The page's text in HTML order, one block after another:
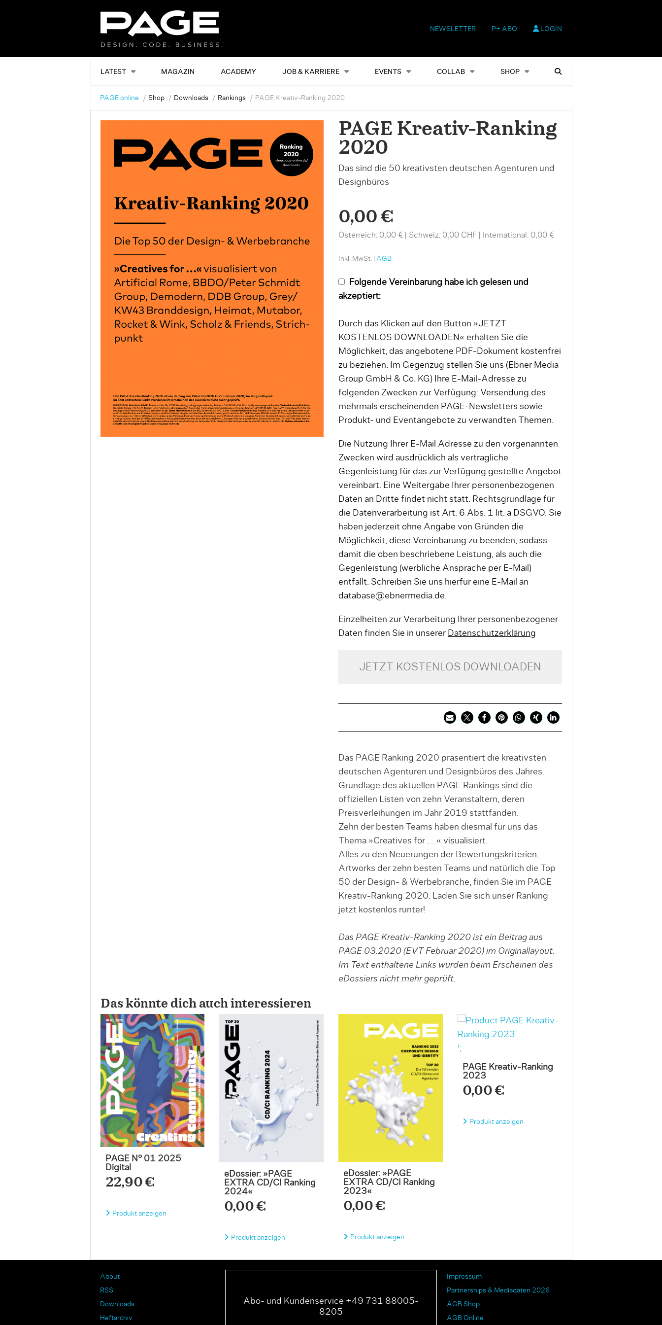
NEWSLETTER P+ ABO LOGIN
LATEST MAGAZIN ACADEMY JOB & KARRIERE EVENTS COLLAB SHOP
Alles Events Shop Heftausgaben Suchen
PAGE online Shop Downloads Rankings PAGE Kreativ-Ranking 2020
PAGE Kreativ-Ranking
2020
Das sind die 50 kreativsten deutschen Agenturen und
Designbüros
0,00 €
Österreich: 0,00 € Schweiz: 0,00 CHF International: 0,00 €
Inkl. MwSt. | AGB
Folgende Vereinbarung habe ich gelesen und
akzeptiert:
Durch das Klicken auf den Button »JETZT
KOSTENLOS DOWNLOADEN« erhalten Sie die
Möglichkeit, das angebotene PDF-Dokument kostenfrei
zu beziehen. Im Gegenzug stellen Sie uns (Ebner Media
Group GmbH & Co. KG) Ihre E-Mail-Adresse zu
folgenden Zwecken zur Verfügung: Versendung des
mehrmals erscheinenden PAGE-Newsletters sowie
Produkt- und Eventangebote zu verwandten Themen.
Die Nutzung Ihrer E-Mail Adresse zu den vorgenannten
Zwecken wird ausdrücklich als vertragliche
Gegenleistung für das zur Verfügung gestellte Angebot
vereinbart. Eine Weitergabe Ihrer personenbezogenen
Daten an Dritte findet nicht statt. Rechtsgrundlage für
die Datenverarbeitung ist Art. 6 Abs. 1 lit. a DSGVO. Sie
haben jederzeit ohne Angabe von Gründen die
Möglichkeit, diese Vereinbarung zu beenden, sodass
damit die oben beschriebene Leistung, als auch die
Gegenleistung (werbliche Ansprache per E-Mail)
entfällt. Schreiben Sie uns hierfür eine E-Mail an
database@ebnermedia.de.
Einzelheiten zur Verarbeitung Ihrer personenbezogener
Daten finden Sie in unserer Datenschutzerklärung
JETZT KOSTENLOS DOWNLOADEN
Das PAGE Ranking 2020 präsentiert die kreativsten
deutschen Agenturen und Designbüros des Jahres.
Grundlage des aktuellen PAGE Rankings sind die
offiziellen Listen von zehn Veranstaltern, deren
Preisverleihungen im Jahr 2019 stattfanden.
Zehn der besten Teams haben diesmal für uns das
Thema »Creatives for . . .« visualisiert.
Alles zu den Neuerungen der Bewertungskriterien,
Artworks der zehn besten Teams und natürlich die Top
50 der Design- & Werbebranche, finden Sie im PAGE
Kreativ-Ranking 2020. Laden Sie sich unser Ranking
jetzt kostenlos runter!
————————-
Das PAGE Kreativ-Ranking 2020 ist ein Beitrag aus
PAGE 03.2020 (EVT Februar 2020) im Originallayout.
Im Text enthaltene Links wurden beim Erscheinen des
eDossiers nicht mehr geprüft.
Das könnte dich auch interessieren
PAGE N° 01 2025
Digital
22,90 €
Produkt anzeigen
eDossier: »PAGE
EXTRA CD/CI Ranking
2024«
0,00 €
Produkt anzeigen
eDossier: »PAGE
EXTRA CD/CI Ranking
2023«
0,00 €
Produkt anzeigen
';
PAGE Kreativ-Ranking
2023
0,00 €
Produkt anzeigen
About
RSS
Downloads
Heftarchiv
Abo- und Kundenservice +49 731 88005-
8205
Impressum
Partnerships & Mediadaten 2026
AGB Shop
AGB Online